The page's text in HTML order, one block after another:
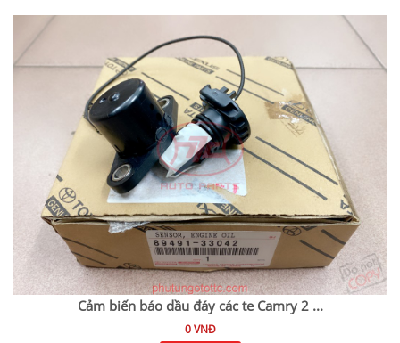
Cảm biến báo dầu đáy các te Camry 2...
0 VNĐ